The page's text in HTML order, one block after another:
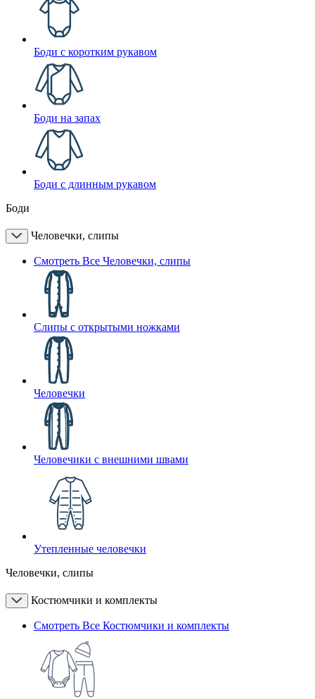
Боди с коротким рукавом
Боди на запах
Боди с длинным рукавом
Боди
Человечки, слипы
Смотреть Все Человечки, слипы
Слипы с открытыми ножками
Человечки
Человечики с внешними швами
Утепленные человечки
Человечки, слипы
Костюмчики и комплекты
Смотреть Все Костюмчики и комплекты